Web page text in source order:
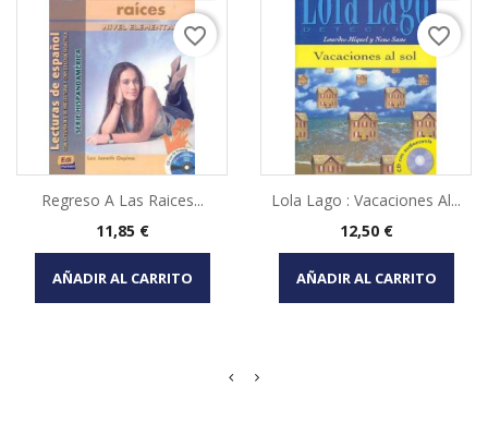
Regreso A Las Raices...
Precio
11,85 €
AÑADIR AL CARRITO
favorite_border
Lola Lago : Vacaciones Al...
Precio
12,50 €
AÑADIR AL CARRITO
favorite_border